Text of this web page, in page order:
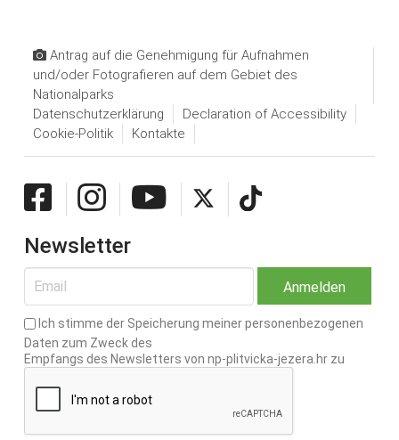
Antrag auf die Genehmigung für Aufnahmen
und/oder Fotografieren auf dem Gebiet des
Nationalparks
Datenschutzerklärung
Declaration of Accessibility
Cookie-Politik
Kontakte
Newsletter
Ich stimme der Speicherung meiner personenbezogenen
Daten zum Zweck des
Empfangs des Newsletters von np-plitvicka-jezera.hr zu